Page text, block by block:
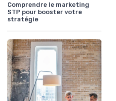
Comprendre le marketing
STP pour booster votre
stratégie